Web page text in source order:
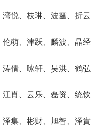
悦、枝琳、波霆、折云
萌、津跃、麟波、晶经
倩、咏轩、昊洪、鹤弘
肖、云乐、磊资、统钦
集、彬财、旭智、泽貴